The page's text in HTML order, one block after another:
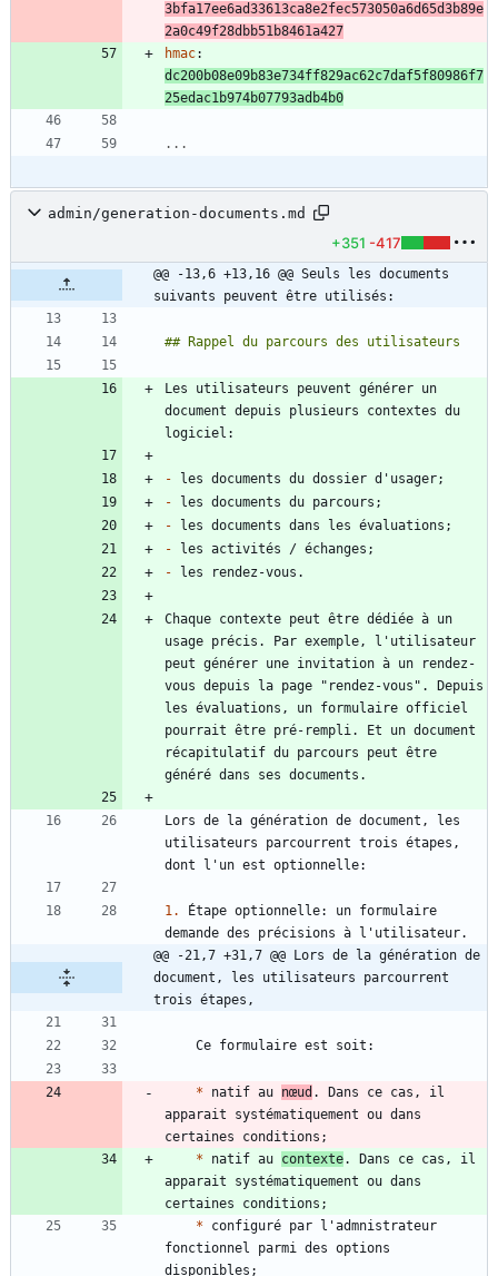
3bfa17ee6ad33613ca8e2fec573050a6d65d3b89e
2a0c49f28dbb51b8461a427
hmac:
dc200b08e09b83e734ff829ac62c7daf5f80986f7
25edac1b974b07793adb4b0
...
admin/generation-documents.md
+351 -417
@@ -13,6 +13,16 @@ Seuls les documents
suivants peuvent être utilisés:
Les utilisateurs peuvent générer un
document depuis plusieurs contextes du
-
-
-
-
-
Chaque contexte peut être dédiée à un
usage précis. Par exemple, l'utilisateur
peut générer une invitation à un rendez-
vous depuis la page "rendez-vous". Depuis
les évaluations, un formulaire officiel
pourrait être pré-rempli. Et un document
récapitulatif du parcours peut être
Lors de la génération de document, les
utilisateurs parcourrent trois étapes,
1.
Étape optionnelle: un formulaire
@@ -21,7 +31,7 @@ Lors de la génération de
document, les utilisateurs parcourrent
trois étapes,
* natif au nœud . Dans ce cas, il
apparait systématiquement ou dans
* natif au contexte. Dans ce cas, il
apparait systématiquement ou dans
* configuré par l'admnistrateur
fonctionnel parmi des options